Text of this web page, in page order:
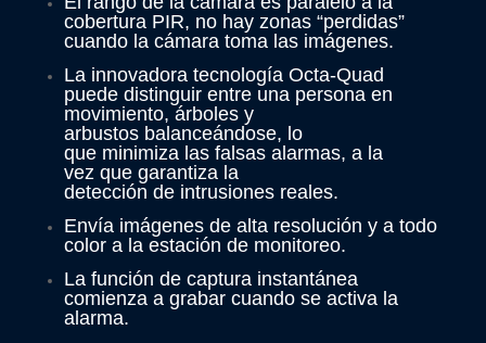
cobertura PIR, no hay zonas “perdidas”
cuando la cámara toma las imágenes.
La innovadora tecnología Octa-Quad
puede distinguir entre una persona en
movimiento, árboles y
arbustos balanceándose, lo
que minimiza las falsas alarmas, a la
vez que garantiza la
detección de intrusiones reales.
Envía imágenes de alta resolución y a todo
color a la estación de monitoreo.
La función de captura instantánea
comienza a grabar cuando se activa la
alarma.